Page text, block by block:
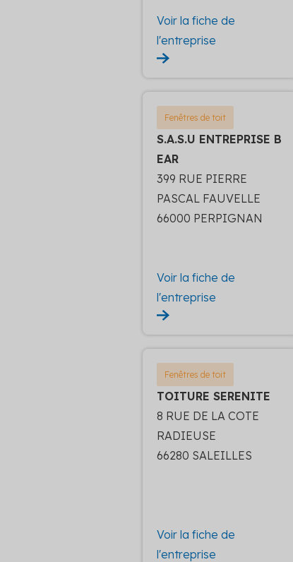
Voir la fiche de
l'entreprise
Fenêtres de toit
S.A.S.U ENTREPRISE B
EAR
399 RUE PIERRE
PASCAL FAUVELLE
66000 PERPIGNAN
Voir la fiche de
l'entreprise
Fenêtres de toit
TOITURE SERENITE
8 RUE DE LA COTE
RADIEUSE
66280 SALEILLES
Voir la fiche de
l'entreprise